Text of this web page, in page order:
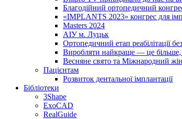
Благодійний ортопедичний
«IMPLANTS 2023» конгрес для
Masters 2024
АІУ м. Луцьк
Ортопедичний етап реабілітації
Виробляти найкраще — це більше,
Весняне свято та Міжнародний
Пацієнтам
Розвиток дентальної імплантації
Бібліотеки
3Shape
ExoCAD
RealGuide